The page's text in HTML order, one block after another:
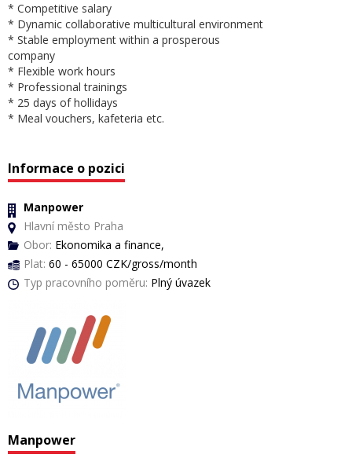
* Competitive salary
* Dynamic collaborative multicultural environment
* Stable employment within a prosperous
company
* Flexible work hours
* Professional trainings
* 25 days of hollidays
* Meal vouchers, kafeteria etc.
Informace o pozici
Manpower
Hlavní město Praha
Obor: Ekonomika a finance,
Plat: 60 - 65000 CZK/gross/month
Typ pracovního poměru: Plný úvazek
Manpower